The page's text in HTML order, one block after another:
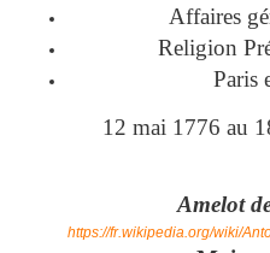
Affaires
Religion
Paris
12 mai 1776 au
Amelot
https://fr.wikipedia.org/wiki/